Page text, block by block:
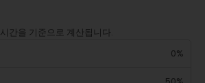
간을 기준으로 계산됩니다.
0%